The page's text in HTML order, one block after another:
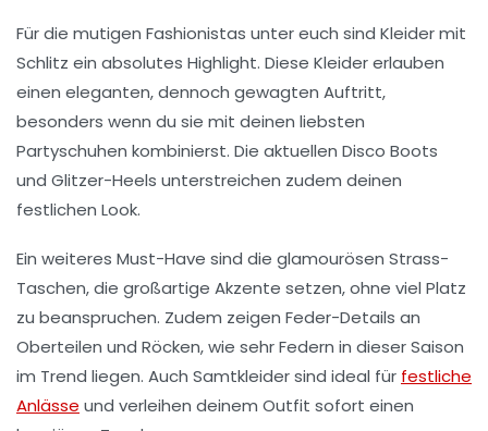
Für die mutigen Fashionistas unter euch sind Kleider mit
Schlitz ein absolutes Highlight. Diese Kleider erlauben
einen eleganten, dennoch gewagten Auftritt,
besonders wenn du sie mit deinen liebsten
Partyschuhen kombinierst. Die aktuellen Disco Boots
und Glitzer-Heels unterstreichen zudem deinen
festlichen Look.
Ein weiteres Must-Have sind die glamourösen Strass-
Taschen, die großartige Akzente setzen, ohne viel Platz
zu beanspruchen. Zudem zeigen Feder-Details an
Oberteilen und Röcken, wie sehr Federn in dieser Saison
im Trend liegen. Auch Samtkleidersind ideal für festliche
Anlässe und verleihen deinem Outfit sofort einen